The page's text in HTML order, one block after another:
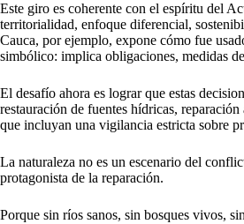
Este giro es coherente con el espíritu del
territorialidad, enfoque diferencial,
Cauca, por ejemplo, expone cómo fue
simbólico: implica obligaciones, medidas
El desafío ahora es lograr que estas
restauración de fuentes hídricas,
que incluyan una vigilancia estricta sobre
La naturaleza no es un escenario del
protagonista de la reparación.
Porque sin ríos sanos, sin bosques vivos,